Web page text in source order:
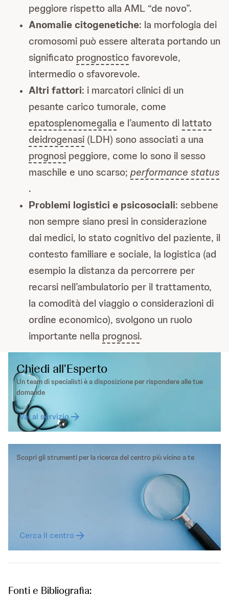
peggiore rispetto alla AML “de novo”.
Anomalie citogenetiche: la morfologia dei
cromosomi può essere alterata portando un
significato prognosticofavorevole,
intermedio o sfavorevole.
Altri fattori: i marcatori clinici di un
pesante carico tumorale, come
epatosplenomegalia e l’aumento di lattato
deidrogenasi (LDH) sono associati a una
prognosi peggiore, come lo sono il sesso
maschile e uno scarso; performance status
.
Problemi logistici e psicosociali: sebbene
non sempre siano presi in considerazione
dai medici, lo stato cognitivo del paziente, il
contesto familiare e sociale, la logistica (ad
esempio la distanza da percorrere per
recarsi nell’ambulatorio per il trattamento,
la comodità del viaggio o considerazioni di
ordine economico), svolgono un ruolo
importante nella prognosi.
Chiedi all'Esperto
Un team di specialisti è a disposizione per rispondere alle tue
domande
Vai al servizio
Scopri gli strumenti per la ricerca del centro più vicino a te
Cerca il centro
Fonti e Bibliografia: